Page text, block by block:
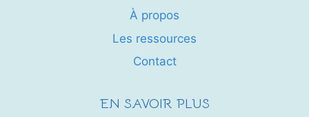
À propos
Les ressources
Contact
EN SAVOIR PLUS